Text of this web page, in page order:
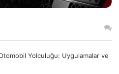
Yolculuğu: Uygulamalar ve